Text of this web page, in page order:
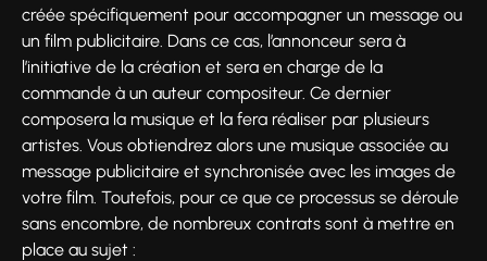
créée spécifiquement pour accompagner un message ou
un film publicitaire. Dans ce cas, l’annonceur sera à
l’initiative de la création et sera en charge de la
commande à un auteur compositeur. Ce dernier
composera la musique et la fera réaliser par plusieurs
artistes. Vous obtiendrez alors une musique associée au
message publicitaire et synchronisée avec les images de
votre film. Toutefois, pour ce que ce processus se déroule
sans encombre, de nombreux contrats sont à mettre en
place au sujet :